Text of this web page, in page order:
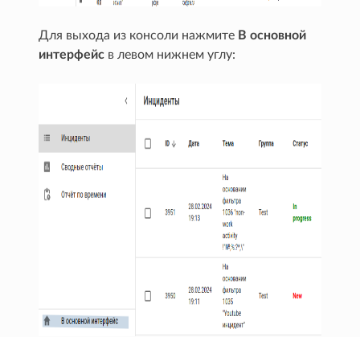
Для выхода из консоли нажмите В основной
интерфейс в левом нижнем углу: